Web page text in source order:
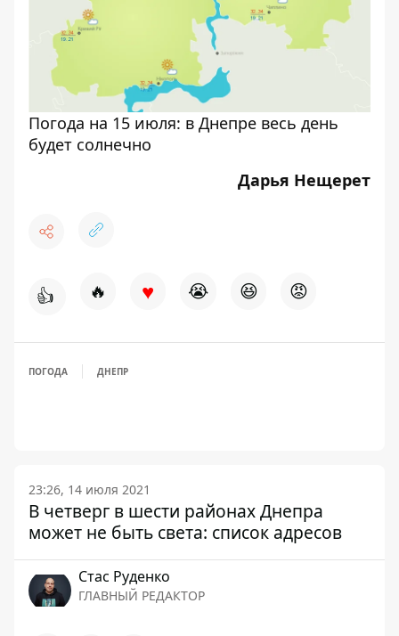
Погода на 15 июля: в Днепре весь день
будет солнечно
Дарья Нещерет
👍 🔥 ♥ 😭 😆 😡
ПОГОДА ДНЕПР
23:26, 14 июля 2021
В четверг в шести районах Днепра
может не быть света: список адресов
Стаc Руденко
ГЛАВНЫЙ РЕДАКТОР